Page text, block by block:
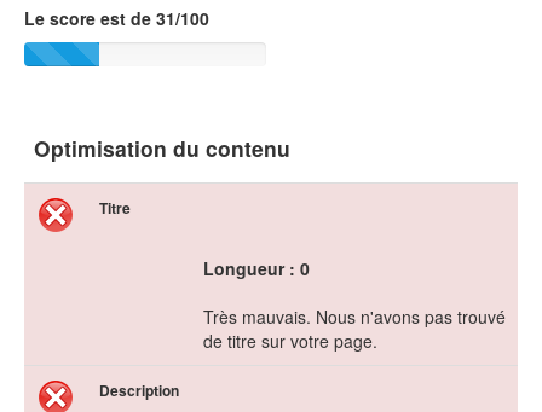
Le score est de 31/100
Optimisation du contenu
Titre
Longueur : 0
Très mauvais. Nous n'avons pas trouvé
de titre sur votre page.
Description